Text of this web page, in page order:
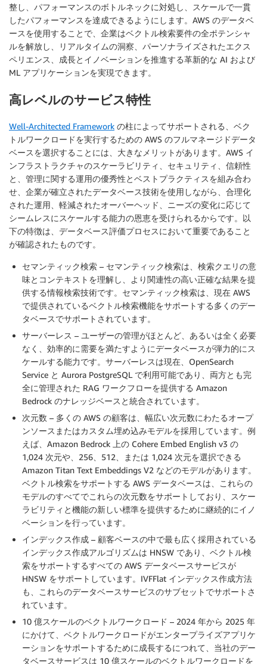
整し、パフォーマンスのボトルネックに対処し、スケールで一貫
したパフォーマンスを達成できるようにします。AWS のデータベ
ースを使用することで、企業はベクトル検索要件の全ポテンシャ
ルを解放し、リアルタイムの洞察、パーソナライズされたエクス
ペリエンス、成長とイノベーションを推進する革新的な AI および
ML アプリケーションを実現できます。
高レベルのサービス特性
Well-Architected Framework の柱によってサポートされる、ベク
トルワークロードを実行するための AWS のフルマネージドデータ
ベースを選択することには、大きなメリットがあります。AWS イ
ンフラストラクチャのスケーラビリティ、セキュリティ、信頼性
と、管理に関する運用の優秀性とベストプラクティスを組み合わ
せ、企業が確立されたデータベース技術を使用しながら、合理化
された運用、軽減されたオーバーヘッド、ニーズの変化に応じて
シームレスにスケールする能力の恩恵を受けられるからです。以
下の特徴は、データベース評価プロセスにおいて重要であること
が確認されたものです。
セマンティック検索 – セマンティック検索は、検索クエリの意
味とコンテキストを理解し、より関連性の高い正確な結果を提
供する情報検索技術です。セマンティック検索は、現在 AWS
で提供されているベクトル検索機能をサポートする多くのデー
タベースでサポートされています。
サーバーレス – ユーザーの管理がほとんど、あるいは全く必要
なく、効率的に需要を満たすようにデータベースが弾力的にス
ケールする能力です。サーバーレスは現在、OpenSearch
Service と Aurora PostgreSQL で利用可能であり、両方とも完
全に管理された RAG ワークフローを提供する Amazon
Bedrock のナレッジベースと統合されています。
次元数 – 多くの AWS の顧客は、幅広い次元数にわたるオープ
ンソースまたはカスタム埋め込みモデルを採用しています。例
えば、Amazon Bedrock 上の Cohere Embed English v3 の
1,024 次元や、256、512、または 1,024 次元を選択できる
Amazon Titan Text Embeddings V2 などのモデルがあります。
ベクトル検索をサポートする AWS データベースは、これらの
モデルのすべてでこれらの次元数をサポートしており、スケー
ラビリティと機能の新しい標準を提供するために継続的にイノ
ベーションを行っています。
インデックス作成 – 顧客ベースの中で最も広く採用されている
インデックス作成アルゴリズムは HNSW であり、ベクトル検
索をサポートするすべての AWS データベースサービスが
HNSW をサポートしています。IVFFlat インデックス作成方法
も、これらのデータベースサービスのサブセットでサポートさ
れています。
10 億スケールのベクトルワークロード – 2024 年から 2025 年
にかけて、ベクトルワークロードがエンタープライズアプリケ
ーションをサポートするために成長するにつれて、当社のデー
タベースサービスは 10 億スケールのベクトルワークロードを